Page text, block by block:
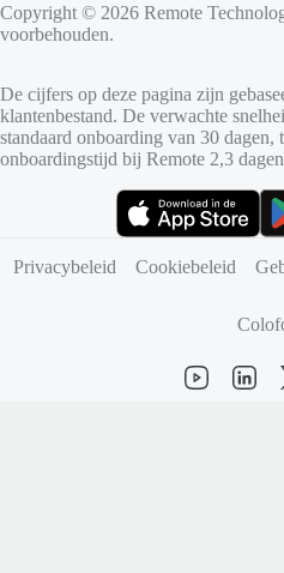
Copyright © 2026 Remote
voorbehouden.
De cijfers op deze pagina zijn
klantenbestand. De verwachte
standaard onboarding van 30
onboardingstijd bij Remote 2,3
Privacybeleid
Cookiebeleid